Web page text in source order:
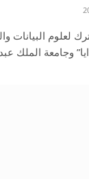
لعلوم البيانات
وجامعة الملك